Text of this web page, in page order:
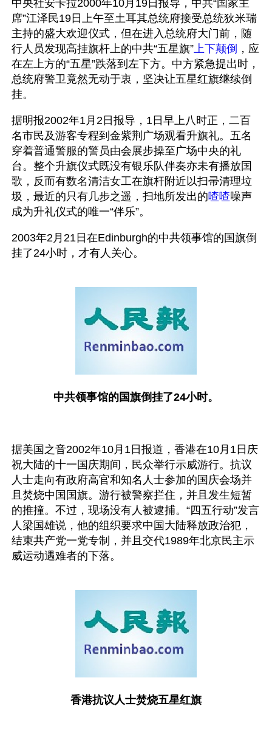
中央社安卡拉2000年10月19日报导，中共“国家主
席”江泽民19日上午至土耳其总统府接受总统狄米瑞
主持的盛大欢迎仪式，但在进入总统府大门前，随
行人员发现高挂旗杆上的中共“五星旗” 上下颠倒 ，应
在左上方的“五星”跌落到左下方。中方紧急提出时，
总统府警卫竟然无动于衷，坚决让五星红旗继续倒
挂。
据明报2002年1月2日报导，1日早上八时正，二百
名市民及游客专程到金紫荆广场观看升旗礼。五名
穿着普通警服的警员由会展步操至广场中央的礼
台。整个升旗仪式既没有银乐队伴奏亦未有播放国
歌，反而有数名清洁女工在旗杆附近以扫帚清理垃
圾，最近的只有几步之遥，扫地所发出的喳喳噪声
成为升礼仪式的唯一“伴乐”。
2003年2月21日在Edinburgh的中共领事馆的国旗倒
挂了24小时，才有人关心。
中共领事馆的国旗倒挂了24小时。
据美国之音2002年10月1日报道，香港在10月1日庆
祝大陆的十一国庆期间，民众举行示威游行。抗议
人士走向有政府高官和知名人士参加的国庆会场并
且焚烧中国国旗。游行被警察拦住，并且发生短暂
的推撞。不过，现场没有人被逮捕。“四五行动”发言
人梁国雄说，他的组织要求中国大陆释放政治犯，
结束共产党一党专制，并且交代1989年北京民主示
威运动遇难者的下落。
香港抗议人士焚烧五星红旗